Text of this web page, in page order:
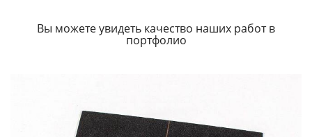
Вы можете увидеть качество наших работ в
портфолио